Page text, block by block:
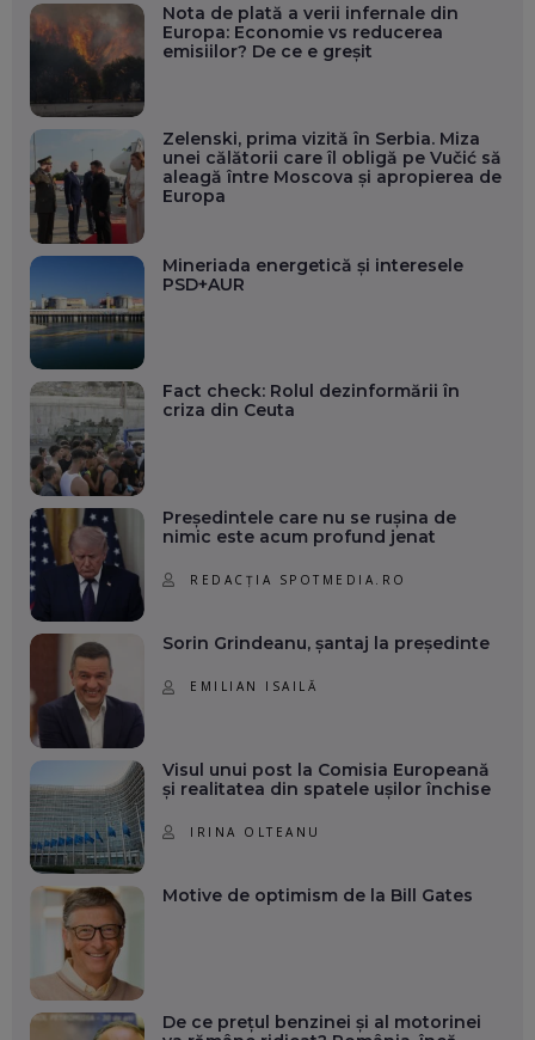
Nota de plată a verii infernale din
Europa: Economie vs reducerea
emisiilor? De ce e greșit
Zelenski, prima vizită în Serbia. Miza
unei călătorii care îl obligă pe Vučić să
aleagă între Moscova și apropierea de
Europa
Mineriada energetică și interesele
PSD+AUR
Fact check: Rolul dezinformării în
criza din Ceuta
Președintele care nu se rușina de
nimic este acum profund jenat
REDACȚIA SPOTMEDIA.RO
Sorin Grindeanu, șantaj la președinte
EMILIAN ISAILĂ
Visul unui post la Comisia Europeană
și realitatea din spatele ușilor închise
IRINA OLTEANU
Motive de optimism de la Bill Gates
De ce prețul benzinei și al motorinei